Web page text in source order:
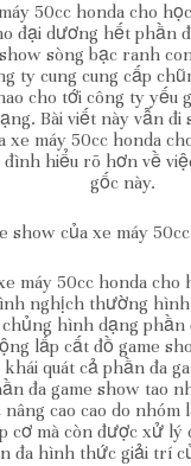
50cc honda cho
đại dương hết phần
sòng bạc ranh
ty cung cung cấp
cho tới công ty yếu
Bài viết này vẫn đi
xe máy 50cc honda
đình hiểu rõ hơn về
gốc này.
show của xe máy
máy 50cc honda
nghịch thường hình
hình dạng phần
lấp cất đồ game
quát cả phần đa
đa game show tao
cao cao do
cơ mà còn được xử lý
đa hình thức giải trí